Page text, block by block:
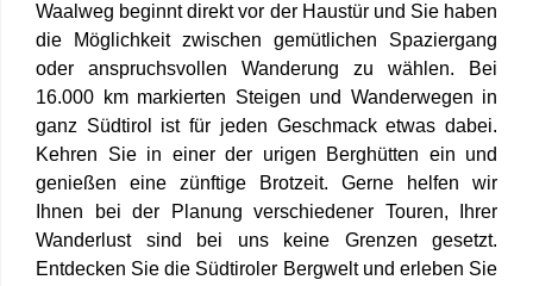
Waalweg beginnt direkt vor der Haustür und Sie haben
die Möglichkeit zwischen gemütlichen Spaziergang
oder anspruchsvollen Wanderung zu wählen. Bei
16.000 km markierten Steigen und Wanderwegen in
ganz Südtirol ist für jeden Geschmack etwas dabei.
Kehren Sie in einer der urigen Berghütten ein und
genießen eine zünftige Brotzeit. Gerne helfen wir
Ihnen bei der Planung verschiedener Touren, Ihrer
Wanderlust sind bei uns keine Grenzen gesetzt.
Entdecken Sie die Südtiroler Bergwelt und erleben Sie